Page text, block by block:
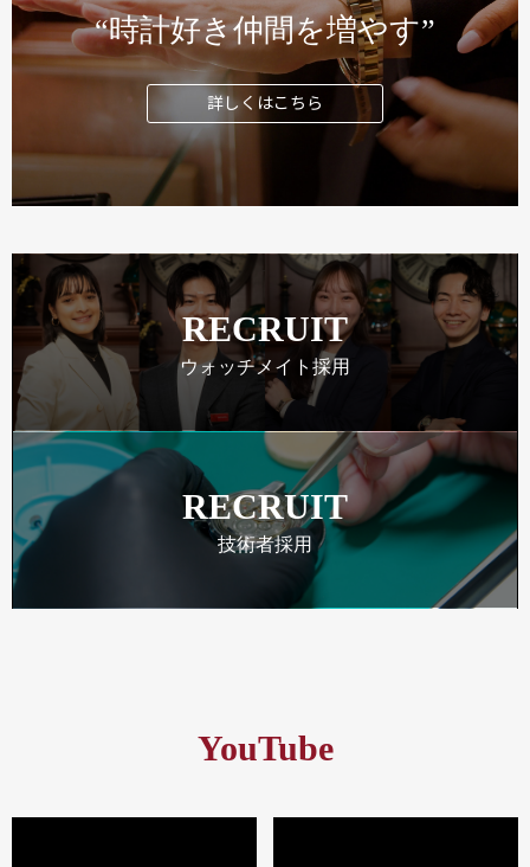
“時計好き仲間を増やす”
詳しくはこちら
RECRUIT
ウォッチメイト採用
RECRUIT
技術者採用
YouTube